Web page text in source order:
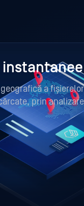
a fișierelor
prin
în timp real.